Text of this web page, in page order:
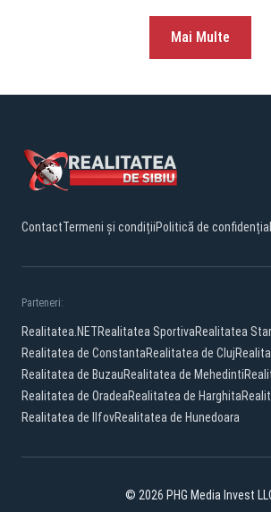
Mai Multe
ContactTermeni și condițiiPolitică de
Parteneri:
Realitatea.NETRealitatea SportivaRealitatea Star
Realitatea de ConstantaRealitatea de Cluj
Realitatea de BuzauRealitatea de Mehedinti
Realitatea de OradeaRealitatea de Harghita
Realitatea de IlfovRealitatea de Hunedoara
© 2026 PHG Media Invest